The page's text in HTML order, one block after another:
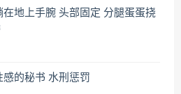
在地上手腕 头部固定 分腿蛋蛋挠
感的秘书 水刑惩罚